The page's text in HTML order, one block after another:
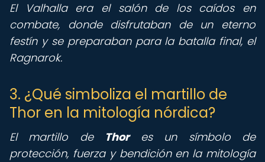
El Valhalla era el salón de los caídos en
combate, donde disfrutaban de un eterno
festín y se preparaban para la batalla final, el
Ragnarok.
3. ¿Qué simboliza el martillo de
Thor en la mitología nórdica?
El martillo de Thores un símbolo de
protección, fuerza y bendición en la mitología